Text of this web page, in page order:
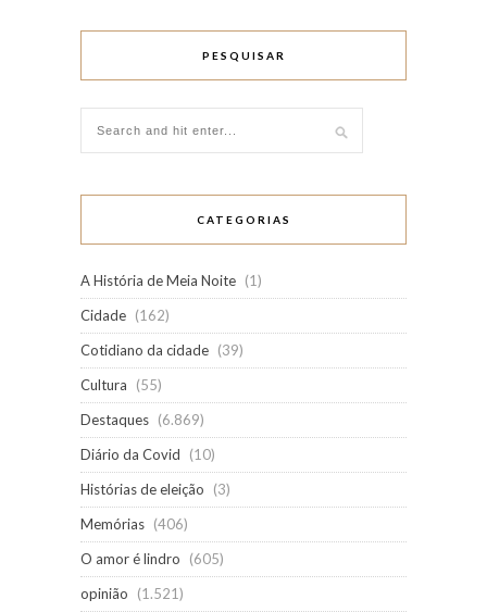
PESQUISAR
CATEGORIAS
A História de Meia Noite (1)
Cidade (162)
Cotidiano da cidade (39)
Cultura
(55)
Destaques (6.869)
Diário da Covid
(10)
Histórias de eleição
(3)
Memórias (406)
O amor é lindro
(605)
opinião
(1.521)